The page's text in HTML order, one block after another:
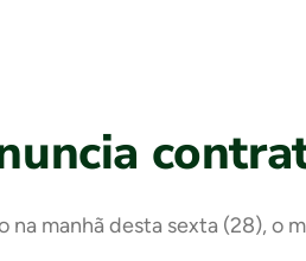
manhã desta sexta (28), o